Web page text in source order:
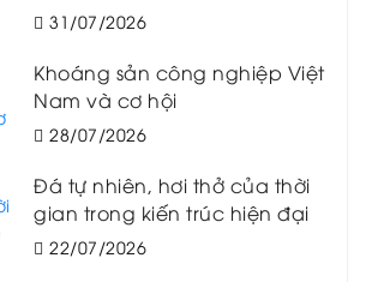
31/07/2026
Khoáng sản công nghiệp Việt
Nam và cơ hội
28/07/2026
Đá tự nhiên, hơi thở của thời
gian trong kiến trúc hiện đại
22/07/2026